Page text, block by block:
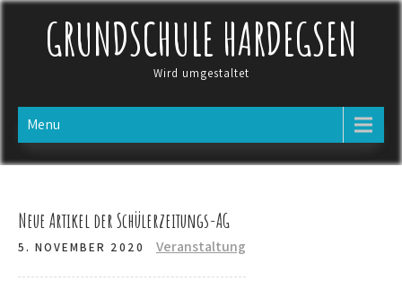
Skip
GRUNDSCHULE HARDEGSEN
Wird umgestaltet
Menu
Neue Artikel der Schülerzeitungs-AG
5. NOVEMBER 2020 Veranstaltung